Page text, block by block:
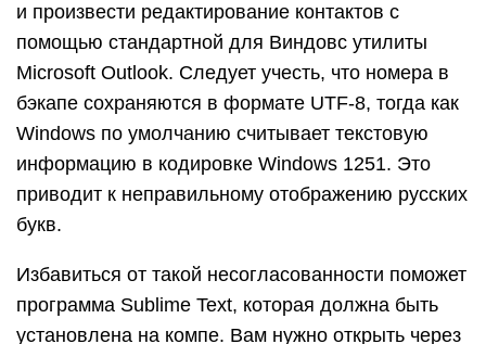
и произвести редактирование контактов с
помощью стандартной для Виндовс утилиты
Microsoft Outlook. Следует учесть, что номера в
бэкапе сохраняются в формате UTF-8, тогда как
Windows по умолчанию считывает текстовую
информацию в кодировке Windows 1251. Это
приводит к неправильному отображению русских
букв.
Избавиться от такой несогласованности поможет
программа Sublime Text, которая должна быть
установлена на компе. Вам нужно открыть через